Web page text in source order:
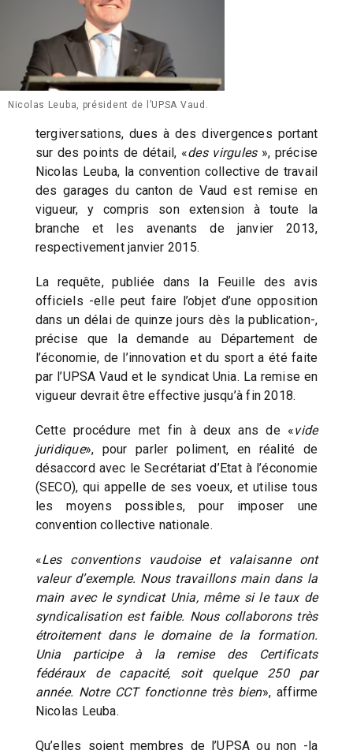
Nicolas Leuba, président de l’UPSA Vaud.
tergiversations, dues à des divergences portant
sur des points de détail, «des virgules», précise
Nicolas Leuba, la convention collective de travail
des garages du canton de Vaud est remise en
vigueur, y compris son extension à toute la
branche et les avenants de janvier 2013,
respectivement janvier 2015.
La requête, publiée dans la Feuille des avis
officiels -elle peut faire l’objet d’une opposition
dans un délai de quinze jours dès la publication-,
précise que la demande au Département de
l’économie, de l’innovation et du sport a été faite
par l’UPSA Vaud et le syndicat Unia. La remise en
vigueur devrait être effective jusqu’à fin 2018.
Cette procédure met fin à deux ans de «vide
juridique», pour parler poliment, en réalité de
désaccord avec le Secrétariat d’Etat à l’économie
(SECO), qui appelle de ses voeux, et utilise tous
les moyens possibles, pour imposer une
convention collective nationale.
«Les conventions vaudoise et valaisanne ont
valeur d’exemple. Nous travaillons main dans la
main avec le syndicat Unia, même si le taux de
syndicalisation est faible. Nous collaborons très
étroitement dans le domaine de la formation.
Unia participe à la remise des Certificats
fédéraux de capacité, soit quelque 250 par
année. Notre CCT fonctionne très bien», affirme
Nicolas Leuba.
Qu’elles soient membres de l’UPSA ou non -la